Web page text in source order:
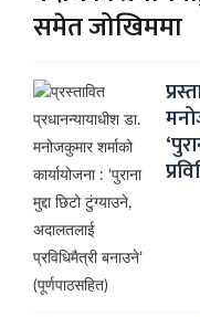
समेत जोखिममा